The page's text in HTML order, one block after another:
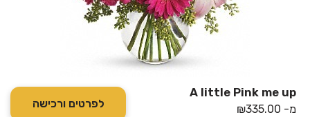
A little Pink me up
מ- ₪335.00 לפרטים ורכישה